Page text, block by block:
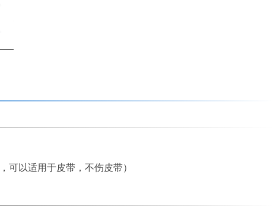
，可以适用于皮带，不伤皮带）